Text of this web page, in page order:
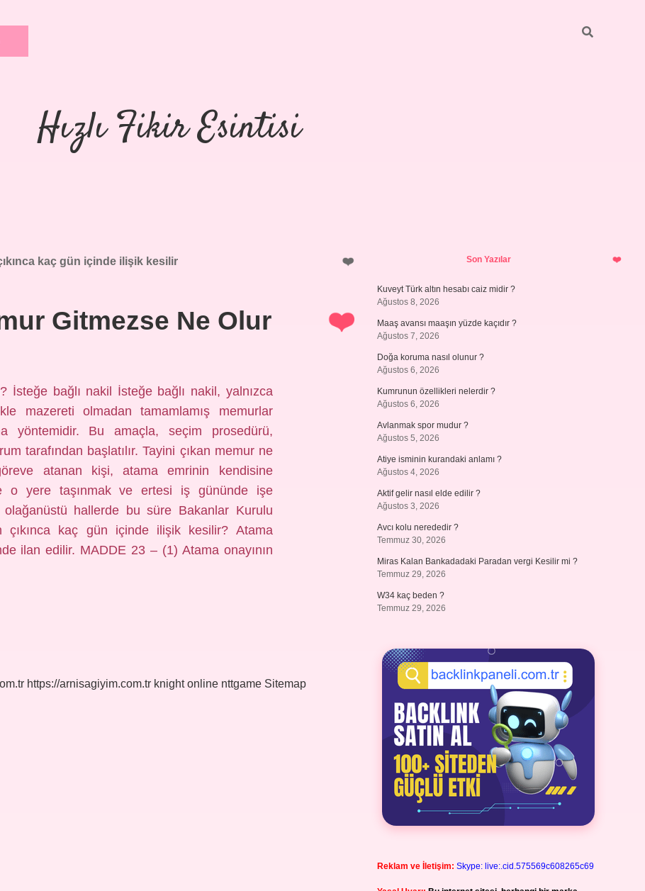
Hızlı Fikir Esintisi
kaç gün içinde ilişik kesilir
Gitmezse Ne Olur
İsteğe bağlı nakil İsteğe bağlı nakil, yalnızca
mazereti olmadan tamamlamış memurlar
yöntemidir. Bu amaçla, seçim prosedürü,
tarafından başlatılır. Tayini çıkan memur ne
atanan kişi, atama emrinin kendisine
o yere taşınmak ve ertesi iş gününde işe
olağanüstü hallerde bu süre Bakanlar Kurulu
çıkınca kaç gün içinde ilişik kesilir? Atama
ilan edilir. MADDE 23 – (1) Atama onayının
https://arnisagiyim.com.tr knight online nttgame Sitemap
SidebarSon Yazılar
Kuveyt Türk altın hesabı caiz midir ?
Ağustos 8, 2026
Maaş avansı maaşın yüzde kaçıdır ?
Ağustos 7, 2026
Doğa koruma nasıl olunur ?
Ağustos 6, 2026
Kumrunun özellikleri nelerdir ?
Ağustos 6, 2026
Avlanmak spor mudur ?
Ağustos 5, 2026
Atiye isminin kurandaki anlamı ?
Ağustos 4, 2026
Aktif gelir nasıl elde edilir ?
Ağustos 3, 2026
Avcı kolu nerededir ?
Temmuz 30, 2026
Miras Kalan Bankadadaki Paradan vergi Kesilir mi ?
Temmuz 29, 2026
W34 kaç beden ?
Temmuz 29, 2026
Reklam ve İletişim: Skype: live:.cid.575569c608265c69